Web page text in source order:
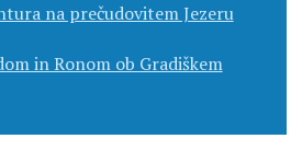
na prečudovitem Jezeru
in Ronom ob Gradiškem